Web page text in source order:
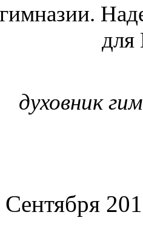
для
духовник